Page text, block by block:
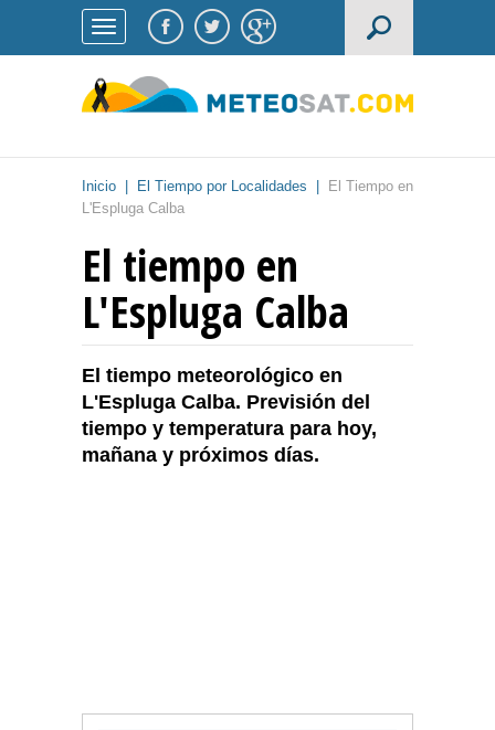
Inicio El Tiempo por Localidades
El Tiempo en
L'Espluga Calba
El tiempo en
L'Espluga Calba
El tiempo meteorológico en
L'Espluga Calba. Previsión del
tiempo y temperatura para hoy,
mañana y próximos días.